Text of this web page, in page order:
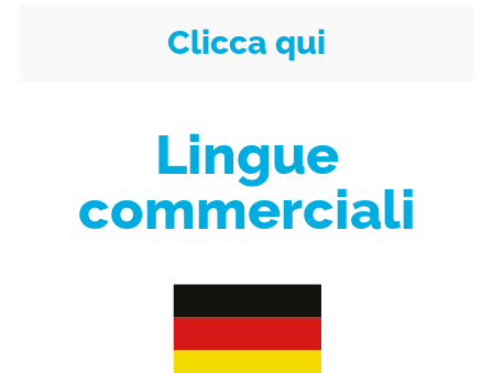
Clicca qui
Lingue
commerciali